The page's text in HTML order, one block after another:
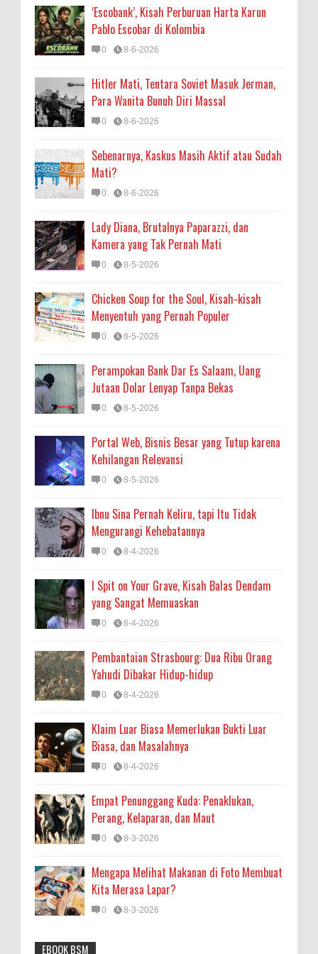
‘Escobank’, Kisah Perburuan Harta Karun
Pablo Escobar di Kolombia
0 8-6-2026
Hitler Mati, Tentara Soviet Masuk Jerman,
Para Wanita Bunuh Diri Massal
0 8-6-2026
Sebenarnya, Kaskus Masih Aktif atau Sudah
Mati?
0 8-6-2026
Lady Diana, Brutalnya Paparazzi, dan
Kamera yang Tak Pernah Mati
0 8-5-2026
Chicken Soup for the Soul, Kisah-kisah
Menyentuh yang Pernah Populer
0 8-5-2026
Perampokan Bank Dar Es Salaam, Uang
Jutaan Dolar Lenyap Tanpa Bekas
0 8-5-2026
Portal Web, Bisnis Besar yang Tutup karena
Kehilangan Relevansi
0 8-5-2026
Ibnu Sina Pernah Keliru, tapi Itu Tidak
Mengurangi Kehebatannya
0 8-4-2026
I Spit on Your Grave, Kisah Balas Dendam
yang Sangat Memuaskan
0 8-4-2026
Pembantaian Strasbourg: Dua Ribu Orang
Yahudi Dibakar Hidup-hidup
0 8-4-2026
Klaim Luar Biasa Memerlukan Bukti Luar
Biasa, dan Masalahnya
0 8-4-2026
Empat Penunggang Kuda: Penaklukan,
Perang, Kelaparan, dan Maut
0 8-3-2026
Mengapa Melihat Makanan di Foto Membuat
Kita Merasa Lapar?
0 8-3-2026
EBOOK BSM